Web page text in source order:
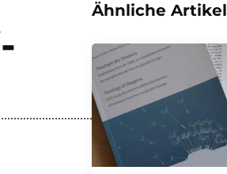
Ähnliche Artikel